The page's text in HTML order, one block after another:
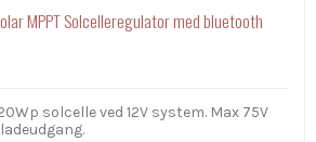
MPPT Solcelleregulator med bluetooth
solcelle ved 12V system. Max 75V